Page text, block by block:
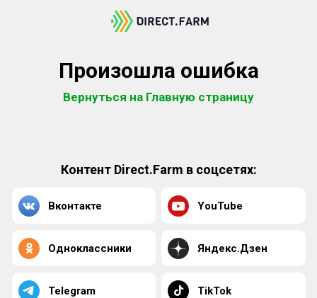
Произошла ошибка
Вернуться на Главную страницу
Контент Direct.Farm в соцсетях:
Вконтакте YouTube
Одноклассники Яндекс.Дзен
Telegram TikTok